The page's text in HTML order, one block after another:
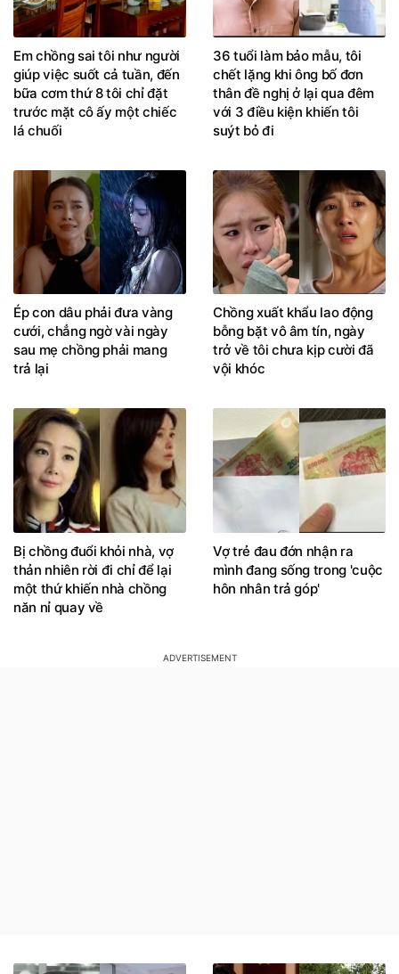
Em chồng sai tôi như người
giúp việc suốt cả tuần, đến
bữa cơm thứ 8 tôi chỉ đặt
trước mặt cô ấy một chiếc
lá chuối
36 tuổi làm bảo mẫu, tôi
chết lặng khi ông bố đơn
thân đề nghị ở lại qua đêm
với 3 điều kiện khiến tôi
suýt bỏ đi
Ép con dâu phải đưa vàng
cưới, chẳng ngờ vài ngày
sau mẹ chồng phải mang
trả lại
Chồng xuất khẩu lao động
bỗng bặt vô âm tín, ngày
trở về tôi chưa kịp cười đã
vội khóc
Bị chồng đuổi khỏi nhà, vợ
thản nhiên rời đi chỉ để lại
một thứ khiến nhà chồng
năn nỉ quay về
Vợ trẻ đau đớn nhận ra
mình đang sống trong 'cuộc
hôn nhân trả góp'